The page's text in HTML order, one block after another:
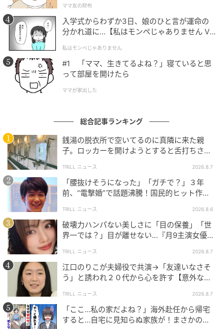
【写真】「タレスカAI面接」の体験の様子
何より一番衝撃的だったのは、実際に面接を受けてい
単にキーワードに反応しているのではなく、こちらが
話す文脈や微妙なニュアンスまでしっかり理解したう
えで会話のキャッチボールが続くため、途中から相手
がAIであることを忘れてしまうほど。この高度な対話
力があるからこそ、従来の選考では見えにくかった
「コミュニケーション能力」や「潜在能力」まで、フ
ラットに、かつ多角的に評価できるのだと、身をもっ
て実感した。
AI相手に何度でも挑戦！「タレスカAIロープ
レ」
続いて、人材育成向けの新サービス「タレスカAIロー
プレ」も体験させてもらった。こちらは、AIアバター
ママ友の財布
入学式からわずか3日、娘のひと言が運命の
分かれ道に…【私はモンペじゃありません Vo
私はモンペじゃありません
#1 「ママ、生きてるよね？」寝ていると思
って部屋を開けたら
ママが家出した
総合記事ランキング
銭湯の脱衣所で空いてるのに真隣に来た親
子。ロッカーを開けようとすると舌打ちさ
中で拍手」
TRILL ニュース 2026.8.7
「腰抜けそうになった」「ガチで？」３年
前、“電撃婚”で話題沸騰！国民的ヒット作
TRILL ニュース 2026.8.6
破壊力ハンパない美しさに「目の保養」「世
界一では？」目が離せない…『月9主演女優
TRILL ニュース 2026.8.7
江口のりこが夫婦役で共演→「友達いなさそ
う」と誘われ２０代から心を許す【意外な親
TRILL ニュース 2026.8.7
「ここ…私の家だよね？」海外赴任から帰宅
すると…自宅に見知らぬ家族が！まさかの真